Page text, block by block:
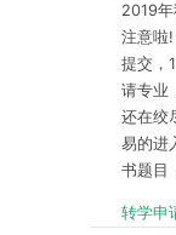
2019
注意啦
提交，
请专业
还在绞
易的进
书题目
转学申